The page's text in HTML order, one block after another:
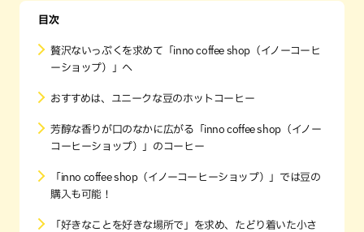
目次
贅沢ないっぷくを求めて「inno coffee shop（イノーコーヒ
ーショップ）」へ
おすすめは、ユニークな豆のホットコーヒー
芳醇な香りが口のなかに広がる「inno coffee shop（イノー
コーヒーショップ）」のコーヒー
「inno coffee shop（イノーコーヒーショップ）」では豆の
購入も可能！
「好きなことを好きな場所で」を求め、たどり着いた小さ